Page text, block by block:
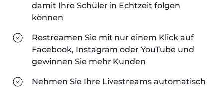
damit Ihre Schüler in Echtzeit folgen
können
Restreamen Sie mit nur einem Klick auf
Facebook, Instagram oder YouTube und
gewinnen Sie mehr Kunden
Nehmen Sie Ihre Livestreams automatisch